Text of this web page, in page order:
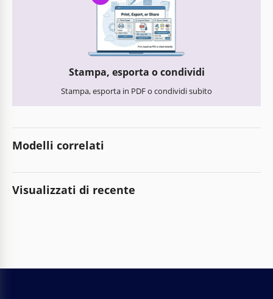
Stampa, esporta o condividi
Stampa, esporta in PDF o condividi subito
Modelli correlati
Visualizzati di recente